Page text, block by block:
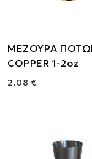
ΜΕΖΟΥΡΑ
COPPER 1-2oz
2.08 €